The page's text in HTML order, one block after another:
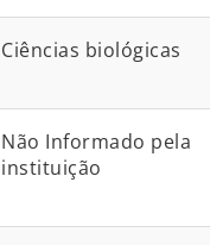
Ciências biológicas
Não Informado pela
instituição